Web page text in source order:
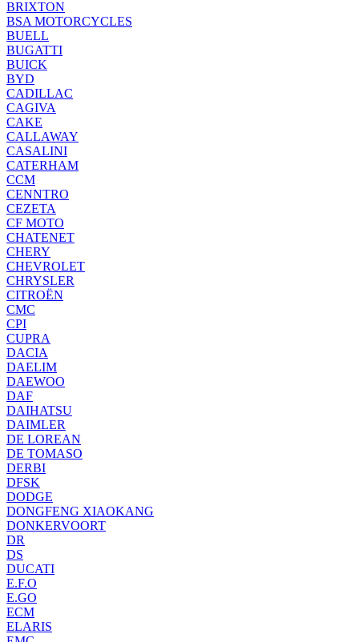
BRIXTON
BSA MOTORCYCLES
BUELL
BUGATTI
BUICK
BYD
CADILLAC
CAGIVA
CAKE
CALLAWAY
CASALINI
CATERHAM
CCM
CENNTRO
CEZETA
CF MOTO
CHATENET
CHERY
CHEVROLET
CHRYSLER
CITROËN
CMC
CPI
CUPRA
DACIA
DAELIM
DAEWOO
DAF
DAIHATSU
DAIMLER
DE LOREAN
DE TOMASO
DERBI
DFSK
DODGE
DONGFENG XIAOKANG
DONKERVOORT
DR
DS
DUCATI
E.F.O
E.GO
ECM
ELARIS